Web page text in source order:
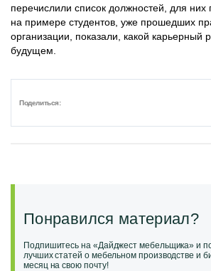
перечислили список должностей, для них
на примере студентов, уже прошедших
организации, показали, какой карьерный
будущем.
Поделиться:
Понравился материал?
Подпишитесь на «Дайджест мебельщика» и
лучших статей о мебельном производстве и
месяц на свою почту!